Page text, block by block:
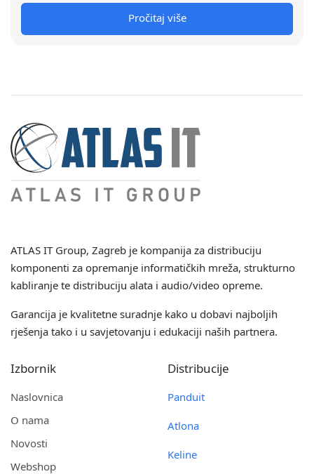
Pročitaj više
ATLAS IT Group, Zagreb je kompanija za distribuciju
komponenti za opremanje informatičkih mreža, strukturno
kabliranje te distribuciju alata i audio/video opreme.
Garancija je kvalitetne suradnje kako u dobavi najboljih
rješenja tako i u savjetovanju i edukaciji naših partnera.
Izbornik
Naslovnica
O nama
Novosti
Webshop
Distribucije
Panduit
Atlona
Keline